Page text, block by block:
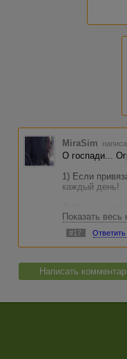
MiraSim
О госпади...
1) Если
каждый день!
зависимости
И конечно я
несколько
Показать весь
#17 Ответить
Написать